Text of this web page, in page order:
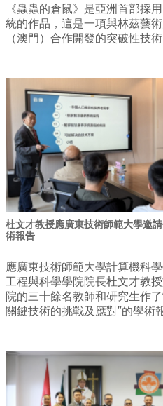
《蟲蟲的倉鼠》是亞洲首部採
統的作品，這是一項與林茲藝
（澳門）合作開發的突破性技術
杜文才教授應廣東技術師範大學邀
術報告
應廣東技術師範大學計算機科
工程與科學學院院長杜文才教
院的三十餘名教師和研究生作
關鍵技術的挑戰及應對”的學術報